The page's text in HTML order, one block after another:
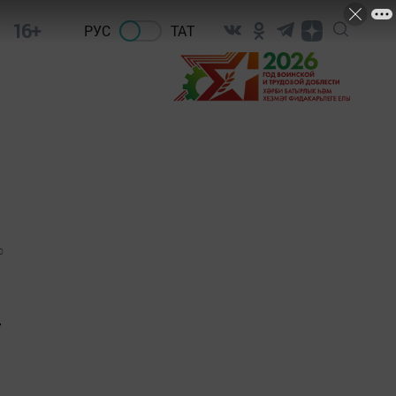
16+ РУС ТАТ
0